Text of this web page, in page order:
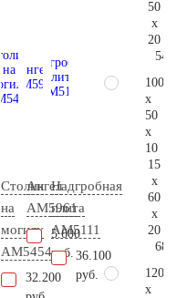
Столик
на
могилу
AM5454
32.200
Ангел
AM5961
5.600
руб.
Надгробная
плита
AM5111
36.100
руб.
50
x
20
100
x
50
x
10
15
x
60
x
20
120
x